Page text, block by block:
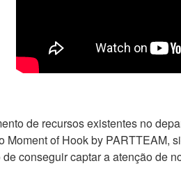
de recursos existentes no
of Hook by PARTTEAM,
conseguir captar a atenção de